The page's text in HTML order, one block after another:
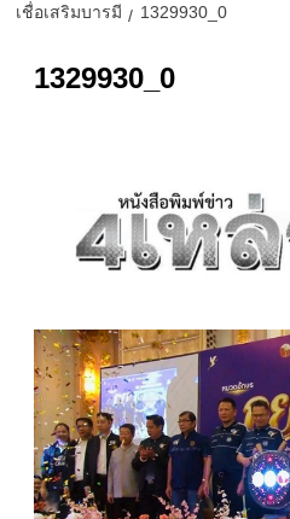
เชื่อเสริมบารมี
1329930_0
1329930_0